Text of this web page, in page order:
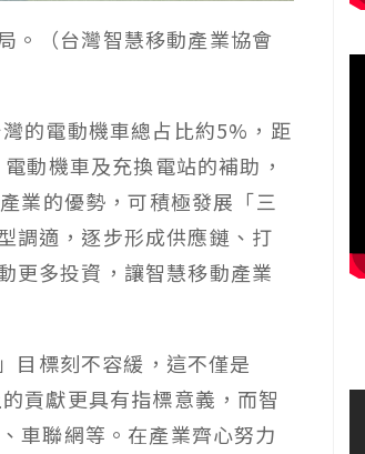
。（台灣智慧移動產業協會
的電動機車總占比約5%，距
動機車及充換電站的補助，
業的優勢，可積極發展「三
調適，逐步形成供應鏈、打
更多投資，讓智慧移動產業
目標刻不容緩，這不僅是
貢獻更具有指標意義，而智
車聯網等。在產業齊心努力